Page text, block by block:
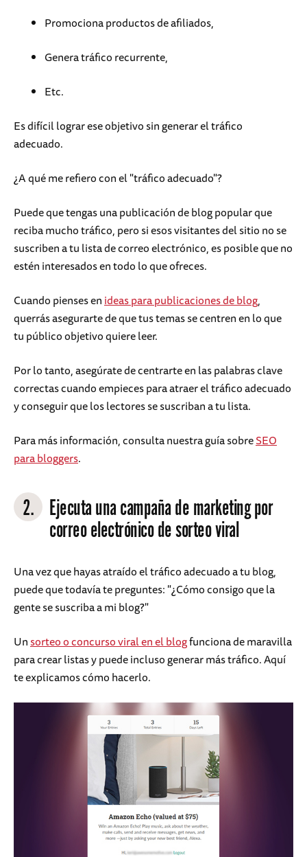
Promociona productos de afiliados,
Genera tráfico recurrente,
Etc.
Es difícil lograr ese objetivo sin generar el tráfico
adecuado.
¿A qué me refiero con el "tráfico adecuado"?
Puede que tengas una publicación de blog popular que
reciba mucho tráfico, pero si esos visitantes del sitio no se
suscriben a tu lista de correo electrónico, es posible que no
estén interesados en todo lo que ofreces.
Cuando pienses enideas para publicaciones de blog,
querrás asegurarte de que tus temas se centren en lo que
tu público objetivo quiere leer.
Por lo tanto, asegúrate de centrarte en las palabras clave
correctas cuando empieces para atraer el tráfico adecuado
y conseguir que los lectores se suscriban a tu lista.
Para más información, consulta nuestra guía sobreSEO
para bloggers.
2. Ejecuta una campaña de marketing por
correo electrónico de sorteo viral
Una vez que hayas atraído el tráfico adecuado a tu blog,
puede que todavía te preguntes: "¿Cómo consigo que la
gente se suscriba a mi blog?"
Unsorteo o concurso viral en el blogfunciona de maravilla
para crear listas y puede incluso generar más tráfico. Aquí
te explicamos cómo hacerlo.